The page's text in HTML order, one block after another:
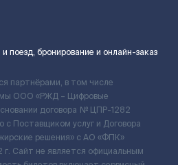
бронирование и онлайн-заказ
партнёрами, в том числе
ООО «РЖД – Цифровые
договора № ЦПР-1282
Поставщиком услуг и Договора
решения» c АО «ФПК»
Сайт не является официальным